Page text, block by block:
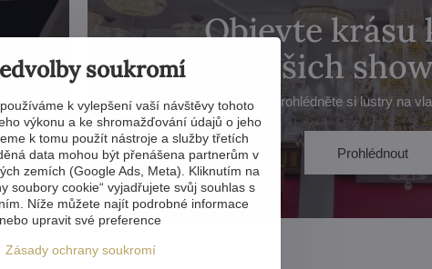
Objevte krásu
ve 3 našich
Prohlédněte si lustry na
Prohlédnout
soukromí
k vylepšení vaší návštěvy tohoto
výkonu a ke shromažďování údajů o jeho
k tomu použít nástroje a služby třetích
data mohou být přenášena partnerům v
zemích (Google Ads, Meta). Kliknutím na
soubory cookie“ vyjadřujete svůj souhlas s
Níže můžete najít podrobné informace
nebo upravit své preference
Zásady ochrany soukromí